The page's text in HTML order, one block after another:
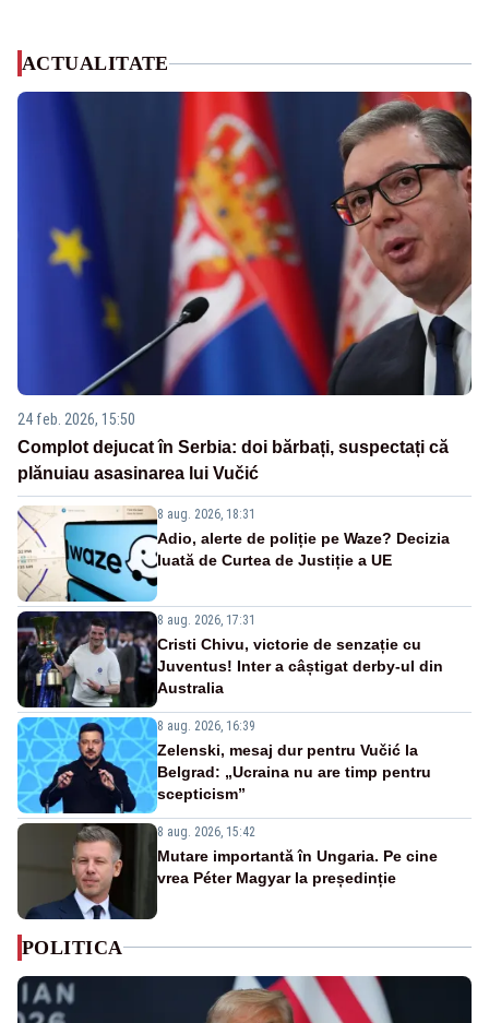
ACTUALITATE
24 feb. 2026, 15:50
Complot dejucat în Serbia: doi bărbați, suspectați că
plănuiau asasinarea lui Vučić
8 aug. 2026, 18:31
Adio, alerte de poliție pe Waze? Decizia
luată de Curtea de Justiție a UE
8 aug. 2026, 17:31
Cristi Chivu, victorie de senzație cu
Juventus! Inter a câștigat derby-ul din
Australia
8 aug. 2026, 16:39
Zelenski, mesaj dur pentru Vučić la
Belgrad: „Ucraina nu are timp pentru
scepticism”
8 aug. 2026, 15:42
Mutare importantă în Ungaria. Pe cine
vrea Péter Magyar la președinție
POLITICA